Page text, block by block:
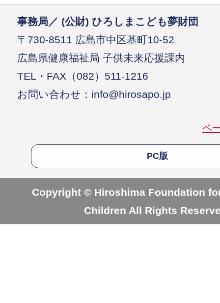
事務局／ (公財) ひろしまこども夢財団
〒730-8511 広島市中区基町10-52
広島県健康福祉局 子供未来応援課内
TEL・FAX（082）511-1216
お問い合わせ：info@hirosapo.jp
ペ
PC版
Copyright © Hiroshima Foundation
Children All Rights